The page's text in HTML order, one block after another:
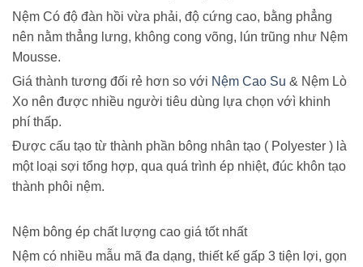
Nệm Có độ đàn hồi vừa phải, độ cứng cao, bằng phẳng
nên nằm thẳng lưng, không cong võng, lún trũng như Nệm
Mousse.
Giá thành tương đối rẻ hơn so với Nệm Cao Su & Nệm Lò
Xo nên được nhiều người tiêu dùng lựa chọn vớì khinh
phí thấp.
Được cấu tạo từ thành phần bông nhân tạo ( Polyester ) là
một loại sợi tổng hợp, qua quá trình ép nhiệt, đúc khôn tạo
thành phôi nệm.
Nệm bông ép chất lượng cao giá tốt nhất
Nệm có nhiều mẫu mã đa dạng, thiết kế gấp 3 tiện lợi, gọn